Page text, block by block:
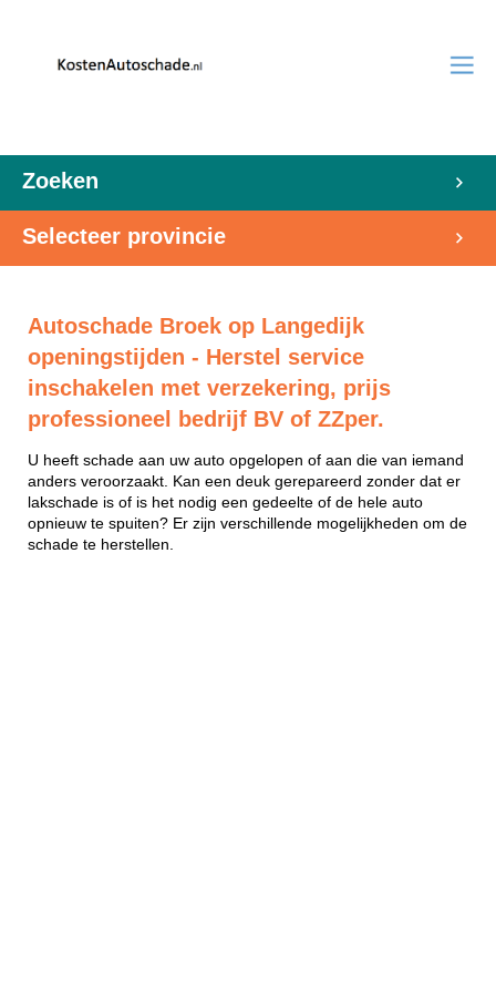
Zoeken
Selecteer provincie
Autoschade Broek op Langedijk
openingstijden - Herstel service
inschakelen met verzekering, prijs
professioneel bedrijf BV of ZZper.
U heeft schade aan uw auto opgelopen of aan die van iemand
anders veroorzaakt. Kan een deuk gerepareerd zonder dat er
lakschade is of is het nodig een gedeelte of de hele auto
opnieuw te spuiten? Er zijn verschillende mogelijkheden om de
schade te herstellen.